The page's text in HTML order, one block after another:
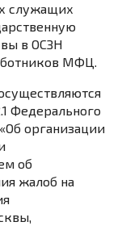
служащих
в ОСЗН
МФЦ.
Федерального
организации
об
жалоб на